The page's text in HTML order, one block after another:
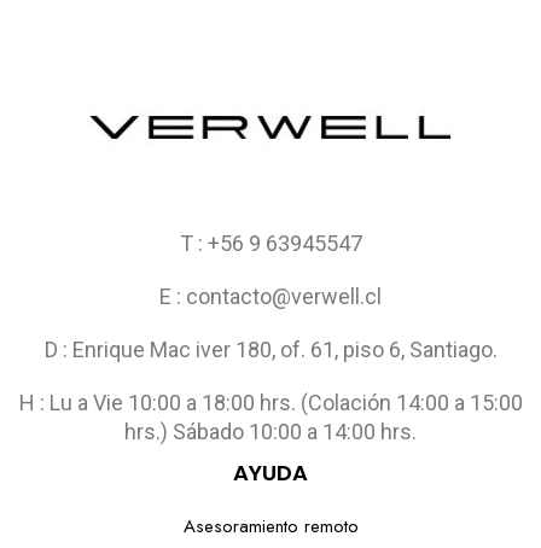
T : +56 9 63945547
E : contacto@verwell.cl
D : Enrique Mac iver 180, of. 61, piso 6, Santiago.
H : Lu a Vie 10:00 a 18:00 hrs. (Colación 14:00 a 15:00
hrs.) Sábado 10:00 a 14:00 hrs.
AYUDA
Asesoramiento remoto